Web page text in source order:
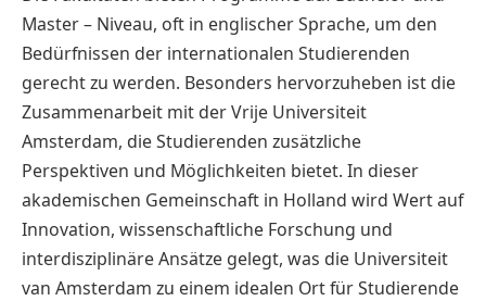
Master – Niveau, oft in englischer Sprache, um den
Bedürfnissen der internationalen Studierenden
gerecht zu werden. Besonders hervorzuheben ist die
Zusammenarbeit mit der Vrije Universiteit
Amsterdam, die Studierenden zusätzliche
Perspektiven und Möglichkeiten bietet. In dieser
akademischen Gemeinschaft in Holland wird Wert auf
Innovation, wissenschaftliche Forschung und
interdisziplinäre Ansätze gelegt, was die Universiteit
van Amsterdam zu einem idealen Ort für Studierende